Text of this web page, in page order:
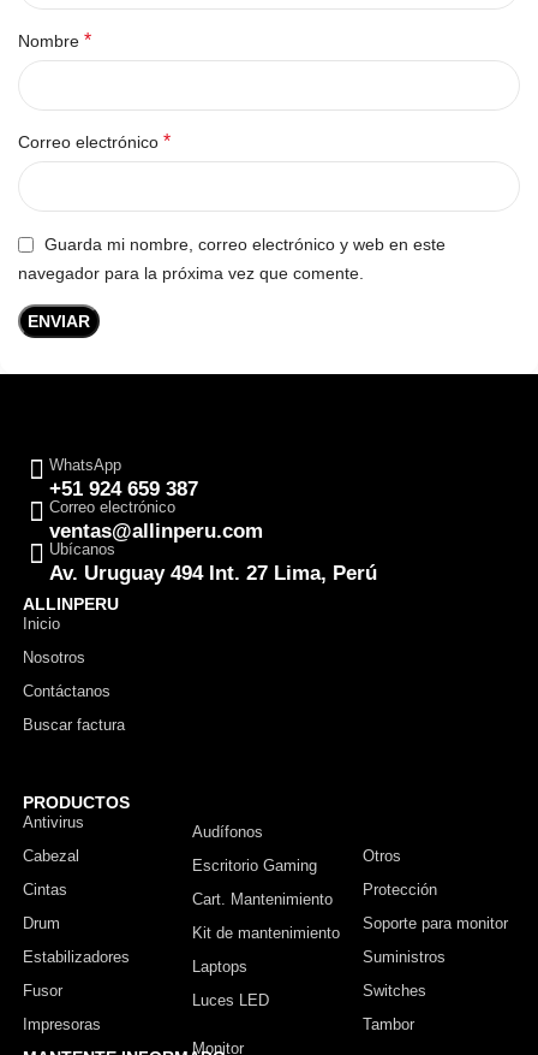
Nombre *
Correo electrónico *
Guarda mi nombre, correo electrónico y web en este
navegador para la próxima vez que comente.
WhatsApp
+51 924 659 387
Correo electrónico
ventas@allinperu.com
Ubícanos
Av. Uruguay 494 Int. 27 Lima, Perú
ALLINPERU
Inicio
Nosotros
Contáctanos
Buscar factura
PRODUCTOS
Antivirus
Cabezal
Cintas
Drum
Estabilizadores
Fusor
Impresoras
Audífonos
Escritorio Gaming
Cart. Mantenimiento
Kit de mantenimiento
Laptops
Luces LED
Otros
Protección
Soporte para monitor
Suministros
Switches
Tambor